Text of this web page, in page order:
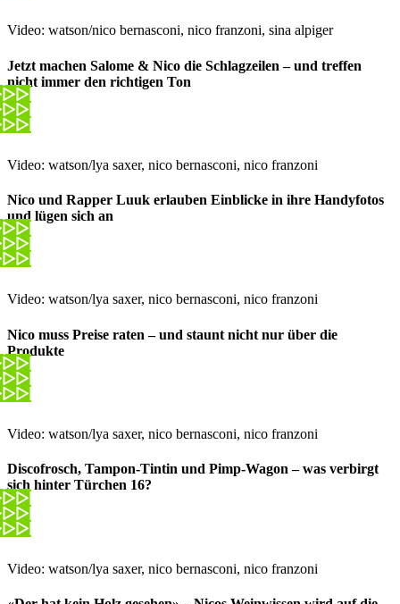
Video: watson/nico bernasconi, nico franzoni, sina alpiger
Jetzt machen Salome & Nico die Schlagzeilen – und treffen
nicht immer den richtigen Ton
Video: watson/lya saxer, nico bernasconi, nico franzoni
Nico und Rapper Luuk erlauben Einblicke in ihre Handyfotos
und lügen sich an
Video: watson/lya saxer, nico bernasconi, nico franzoni
Nico muss Preise raten – und staunt nicht nur über die
Produkte
Video: watson/lya saxer, nico bernasconi, nico franzoni
Discofrosch, Tampon-Tintin und Pimp-Wagon – was verbirgt
sich hinter Türchen 16?
Video: watson/lya saxer, nico bernasconi, nico franzoni